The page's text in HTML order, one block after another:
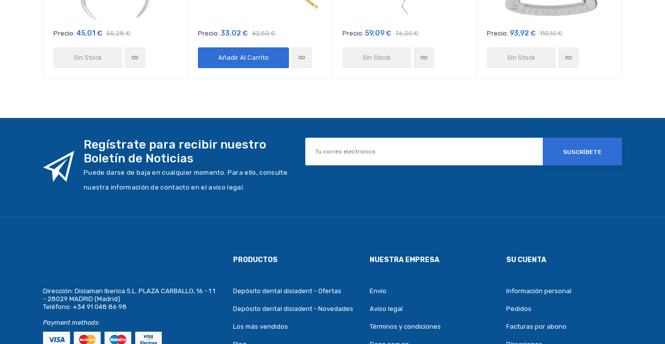
Precio: 45,01 € 55,28 €
Sin Stock
Precio: 33,02 € 42,50 €
Añadir Al Carrito
Precio: 59,09 € 76,30 €
Sin Stock
Precio: 93,92 € 110,10 €
Sin Stock
Regístrate para recibir nuestro
Boletín de Noticias
Puede darse de baja en cualquier momento. Para ello, consulte
nuestra información de contacto en el aviso legal.
SUSCRÍBETE
Dirección: Dislaman Iberica S.L. PLAZA CARBALLO, 16 - 1 1
- 28029 MADRID (Madrid)
Teléfono: +34 91 048 86 98
Payment methods:
PRODUCTOS
Depósito dental disladent - Ofertas
Depósito dental disladent - Novedades
Los más vendidos
NUESTRA EMPRESA
Envío
Aviso legal
Términos y condiciones
SU CUENTA
Información personal
Pedidos
Facturas por abono